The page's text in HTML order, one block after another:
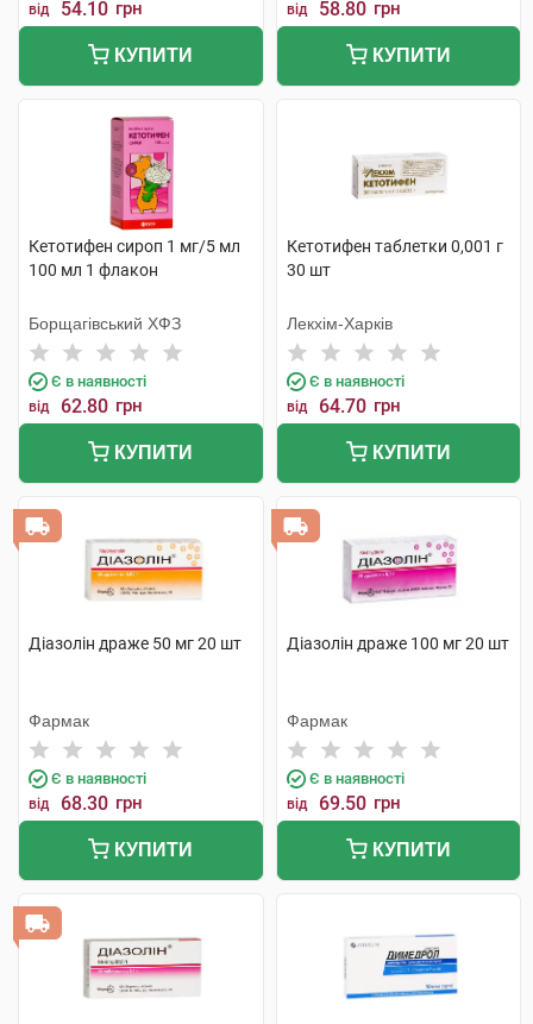
від 54.10 грн
КУПИТИ
від 58.80 грн
КУПИТИ
Кетотифен сироп 1 мг/5 мл
100 мл 1 флакон
Борщагівський ХФЗ
Є в наявності
від 62.80 грн
КУПИТИ
Кетотифен таблетки 0,001 г
30 шт
Лекхім-Харків
Є в наявності
від 64.70 грн
КУПИТИ
Діазолін драже 50 мг 20 шт
Фармак
Є в наявності
від 68.30 грн
КУПИТИ
Діазолін драже 100 мг 20 шт
Фармак
Є в наявності
від 69.50 грн
КУПИТИ